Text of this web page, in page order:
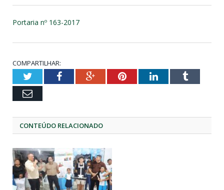
Portaria nº 163-2017
COMPARTILHAR:
TwitterFacebookGoogle+PinterestLinkedInTumblr
Email
CONTEÚDO RELACIONADO